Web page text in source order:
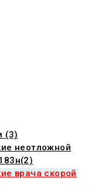
(3)
неотложной
врача скорой